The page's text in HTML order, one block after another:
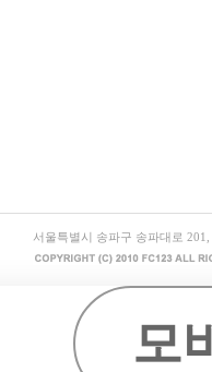
서울특별시 송파구 송파대로
모